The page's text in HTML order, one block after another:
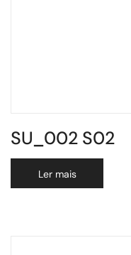
SU_002 S02
Ler mais